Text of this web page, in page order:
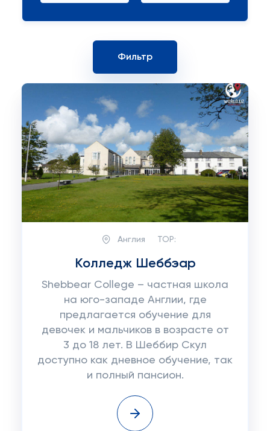
Англия TOP:
Колледж Шеббэар
Shebbear College – частная школа
на юго-западе Англии, где
предлагается обучение для
девочек и мальчиков в возрасте от
3 до 18 лет. В Шеббир Скул
доступно как дневное обучение, так
и полный пансион.